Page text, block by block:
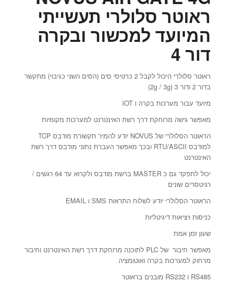
ראוטר סלולרי תעשייתי
המיועד למכשור ובקרה
דור 4
ראוטר סלולרי היכול לקבל 2 כרטיסי סים (הסים השני כגיבוי) מתקשר
בדור 2 ודור 3 (2g / 3g)
מיועד עבור מערכות בקרה ו IOT
מאפשר גישה מרוחקת דרך רשת האינטרנט למערכות מקומיות
הראוטר הסלולרי של NOVUS יודע להמיר תקשורת מודבס TCP
למודבס RTU/ASCII ובכך מאפשר העברת נתוני מודבס דרך רשת
האינטרנט
יכול לתפקד גם כ MASTER ברשת מודבס ולקרוא עד 64 רגשים /
רגיטסרים שונים
הראוטר הסלולרי יודע לשלוח התראות SMS ו EMAIL
כניסות ויציאות דיגיטליות
שעון זמן אמת
מאפשר חיבור של PLC לתוכנה מרוחקת דרך רשת האינטרנט וחיבור
מרחוק למערכות בקרה ואוטומציה
RS485 ו RS232 מובנים בראוטר